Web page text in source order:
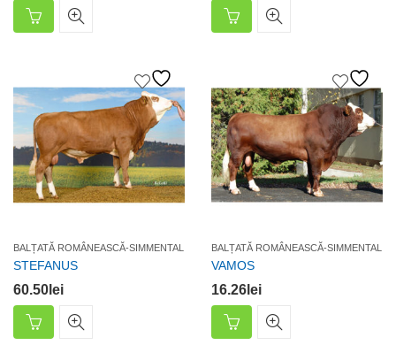
BALȚATĂ ROMÂNEASCĂ-SIMMENTAL
STEFANUS
60.50 lei
BALȚATĂ ROMÂNEASCĂ-SIMMENTAL
VAMOS
16.26 lei